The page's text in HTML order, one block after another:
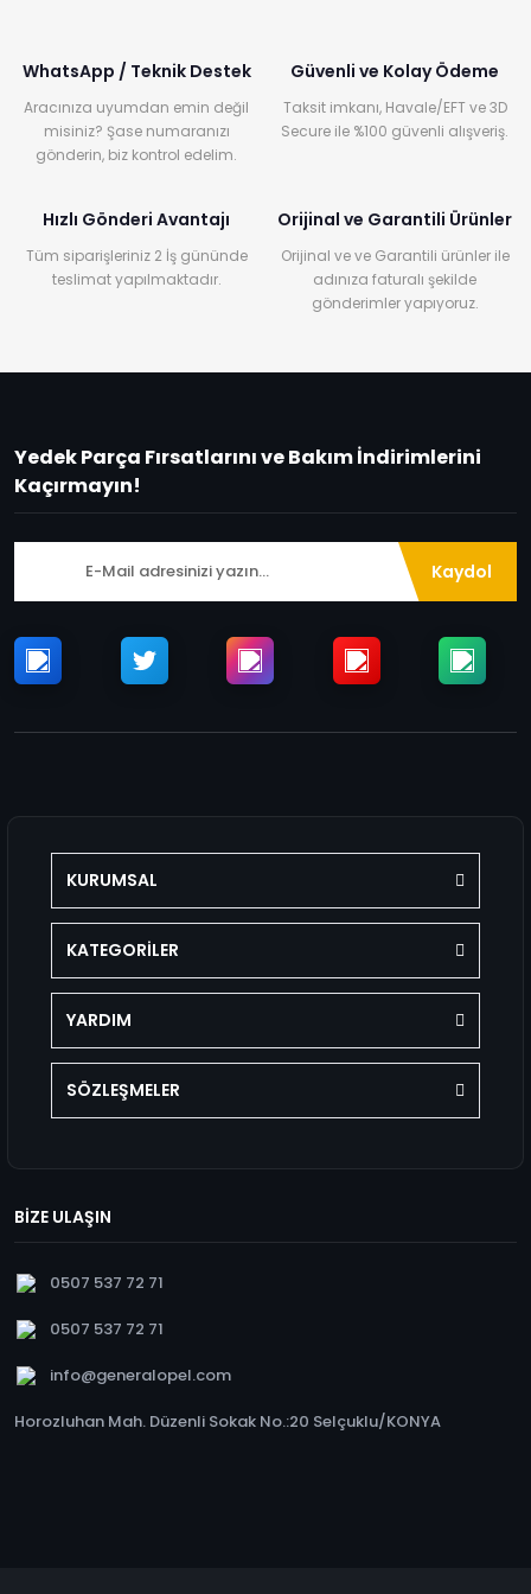
WhatsApp / Teknik Destek
Aracınıza uyumdan emin değil
misiniz? Şase numaranızı
gönderin, biz kontrol edelim.
Güvenli ve Kolay Ödeme
Taksit imkanı, Havale/EFT ve 3D
Secure ile %100 güvenli alışveriş.
Hızlı Gönderi Avantajı
Tüm siparişleriniz 2 İş gününde
teslimat yapılmaktadır.
Orijinal ve Garantili Ürünler
Orijinal ve ve Garantili ürünler ile
adınıza faturalı şekilde
gönderimler yapıyoruz.
Yedek Parça Fırsatlarını ve Bakım İndirimlerini
Kaçırmayın!
Kaydol
KURUMSAL
KATEGORİLER
YARDIM
SÖZLEŞMELER
BİZE ULAŞIN
0507 537 72 71
0507 537 72 71
info@generalopel.com
Horozluhan Mah. Düzenli Sokak No.:20 Selçuklu/KONYA